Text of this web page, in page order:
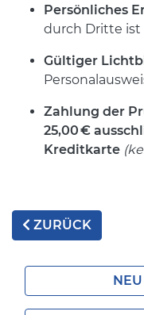
Persönliches
durch Dritte
Gültiger
Zahlung der
25,00€
Kreditkarte
ZURÜCK